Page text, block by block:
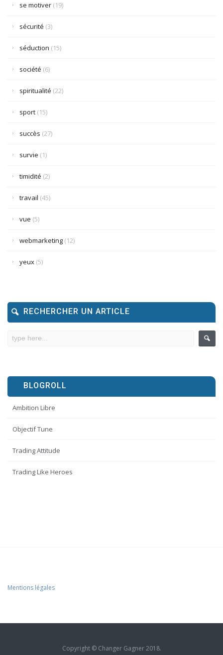
se motiver (19)
sécurité (3)
séduction (15)
société (6)
spiritualité (22)
sport (15)
succès (27)
survie (1)
timidité (2)
travail (45)
vue (5)
webmarketing (12)
yeux (5)
RECHERCHER UN ARTICLE
BLOGROLL
Ambition Libre
Objectif Tune
Trading Attitude
Trading Like Heroes
Mentions légales
Copyright © Changer Gagner 2018.